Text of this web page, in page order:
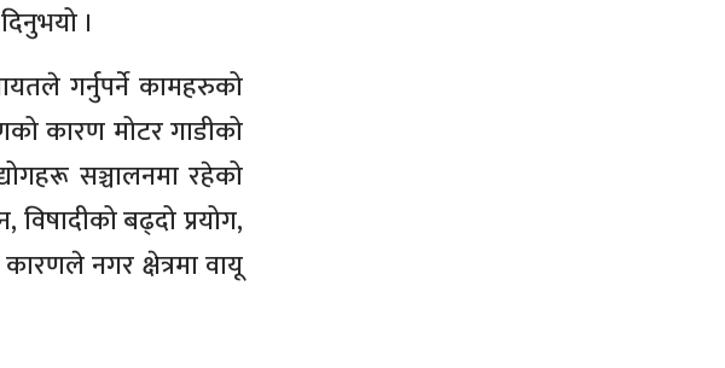
।
गर्नुपर्ने कामहरुको
कारण मोटर गाडीको
सञ्चालनमा रहेको
बढ्दो प्रयोग,
नगर क्षेत्रमा वायू